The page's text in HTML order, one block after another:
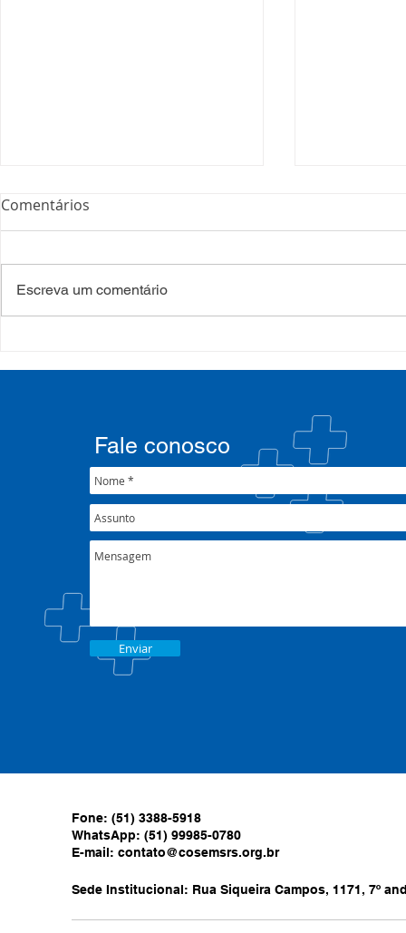
formação sobre saúde
crise climática
SETEC,
CIB/RS
Comentários
Escreva um comentário
Enviar
Fale conosco
Fone: (51) 3388-5918
WhatsApp: (51) 99985-0780
E-mail: contato@cosemsrs.org.br
Sede Institucional: Rua Siqueira Campos, 1171, 7º